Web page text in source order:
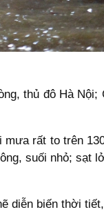
thủ đô Hà Nội;
rất to trên
suối nhỏ; sạt
diễn biến thời